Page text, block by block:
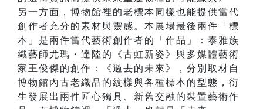
另一方面，博物館裡的老標本同樣也能提供當代
創作者充分的素材與靈感。本展場最後兩件「標
本」是兩件當代藝術創作者的「作品」：泰雅族
織藝師尤瑪・達陸的《古虹新姿》與多媒體藝術
家王俊傑的創作：《過去的未來》，分別取材自
博物館內古老織品的紋樣與各種標本的型態，衍
生發展出兩件匠心獨具、新舊交融的裝置藝術作